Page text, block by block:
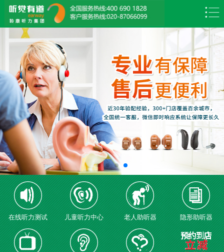
在线听力测试 儿童听力中心 老人助听器 隐形助听器